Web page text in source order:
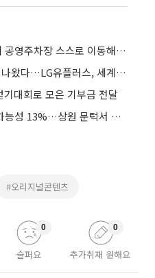
LG유플러스, “앱 클릭 한 번에 공영주차장 스스로 이동해 주차”…5G 자율주차 시연
자율주행 넘어 자율주차 기술 나왔다…LG유플러스, 세계 최초 기술 시연
대회로 모은 기부금 전달
美 클래리티 법안 연내 통과 가능성 13%…상원 문턱서 제동
#오리지널콘텐츠
슬퍼요
0
추가취재 원해요
0